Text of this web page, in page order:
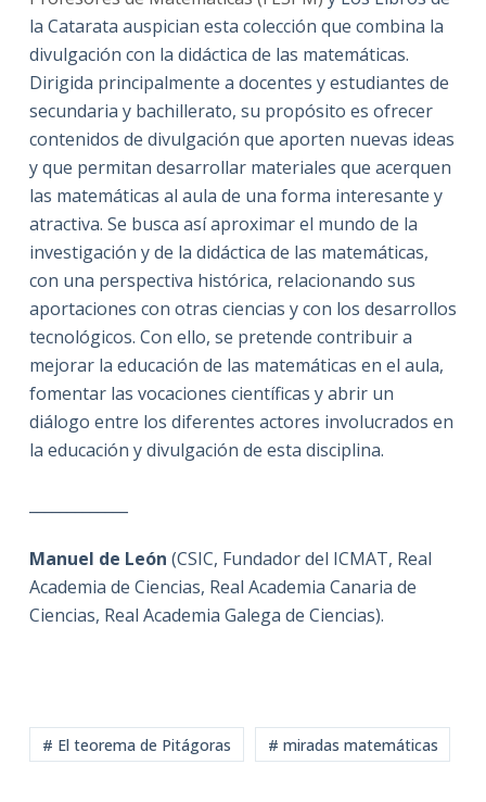
la Catarata auspician esta colección que combina la
divulgación con la didáctica de las matemáticas.
Dirigida principalmente a docentes y estudiantes de
secundaria y bachillerato, su propósito es ofrecer
contenidos de divulgación que aporten nuevas ideas
y que permitan desarrollar materiales que acerquen
las matemáticas al aula de una forma interesante y
atractiva. Se busca así aproximar el mundo de la
investigación y de la didáctica de las matemáticas,
con una perspectiva histórica, relacionando sus
aportaciones con otras ciencias y con los desarrollos
tecnológicos. Con ello, se pretende contribuir a
mejorar la educación de las matemáticas en el aula,
fomentar las vocaciones científicas y abrir un
diálogo entre los diferentes actores involucrados en
la educación y divulgación de esta disciplina.
Manuel de León (CSIC, Fundador del ICMAT, Real
Academia de Ciencias, Real Academia Canaria de
Ciencias, Real Academia Galega de Ciencias).
# El teorema de Pitágoras # miradas matemáticas